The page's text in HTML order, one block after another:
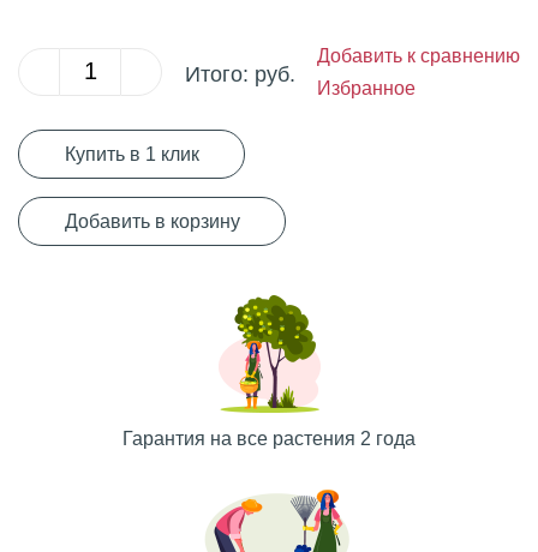
Итого: руб.
Добавить к сравнению
Избранное
Купить в 1 клик
Добавить в корзину
Гарантия на все растения 2 года